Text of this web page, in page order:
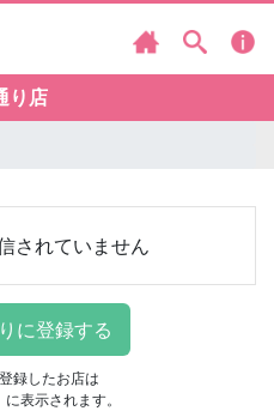
り店
されていません
録したお店は
に表示されます。